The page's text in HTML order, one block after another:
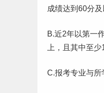
成绩达到60分及
B.近2年以第一
上，且其中至
C.报考专业与所